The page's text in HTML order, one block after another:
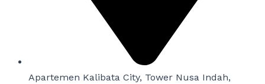
Apartemen Kalibata City, Tower Nusa Indah,